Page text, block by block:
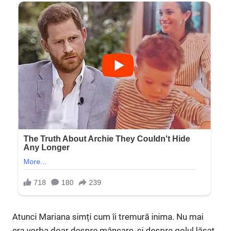
Atunci Mariana simți cum îi tremură inima. Nu mai